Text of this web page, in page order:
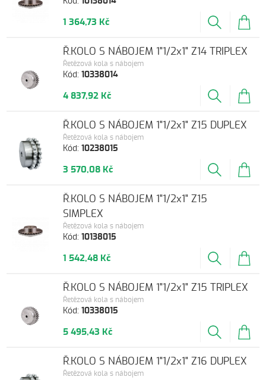
1 364,73 Kč
Kód:10338014
Řetězová kola s nábojem
Ř.KOLO S NÁBOJEM 1"1/2x1" Z14 TRIPLEX
4 837,92 Kč
Kód:10238015
Řetězová kola s nábojem
Ř.KOLO S NÁBOJEM 1"1/2x1" Z15 DUPLEX
3 570,08 Kč
Kód:10138015
Řetězová kola s nábojem
Ř.KOLO S NÁBOJEM 1"1/2x1" Z15
SIMPLEX
1 542,48 Kč
Kód:10338015
Řetězová kola s nábojem
Ř.KOLO S NÁBOJEM 1"1/2x1" Z15 TRIPLEX
5 495,43 Kč
Řetězová kola s nábojem
Ř.KOLO S NÁBOJEM 1"1/2x1" Z16 DUPLEX